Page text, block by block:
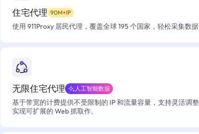
住宅代理 90M+IP
使用 911Proxy 居民代理，覆盖全球 195 个国家，轻松采集数据
无限住宅代理 人工智能数据
基于带宽的计费提供不受限制的 IP 和流量容量，支持灵活调
实现可扩展的 Web 抓取作。